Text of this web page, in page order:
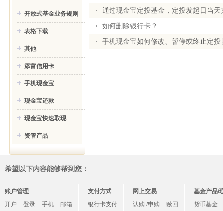
开放式基金业务规则
表格下载
其他
添富信用卡
手机现金宝
现金宝还款
现金宝快速取现
资管产品
通过现金宝定投基金，定投发起日当
如何删除银行卡？
手机现金宝如何修改、暂停或终止定投
希望以下内容能够帮到您：
账户管理
开户
登录 手机
邮箱
支付方式
银行卡支付
网上交易
认购 /申购
赎回
基金产品/
货币基金